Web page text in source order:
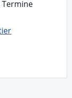
Termine